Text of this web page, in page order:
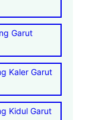
Garut
Kaler Garut
Kidul Garut